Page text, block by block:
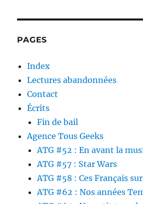
PAGES
Index
Lectures abandonnées
Contact
Écrits
Fin de bail
Agence Tous Geeks
ATG #52 : En avant la
ATG #57 : Star Wars
ATG #58 : Ces Français
ATG #62 : Nos années